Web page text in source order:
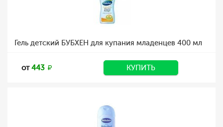
Гель детский БУБХЕН для купания младенцев 400 мл
от443 КУПИТЬ